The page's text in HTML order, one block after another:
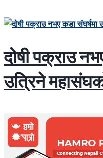
दोषी पक्राउ
उत्रिने